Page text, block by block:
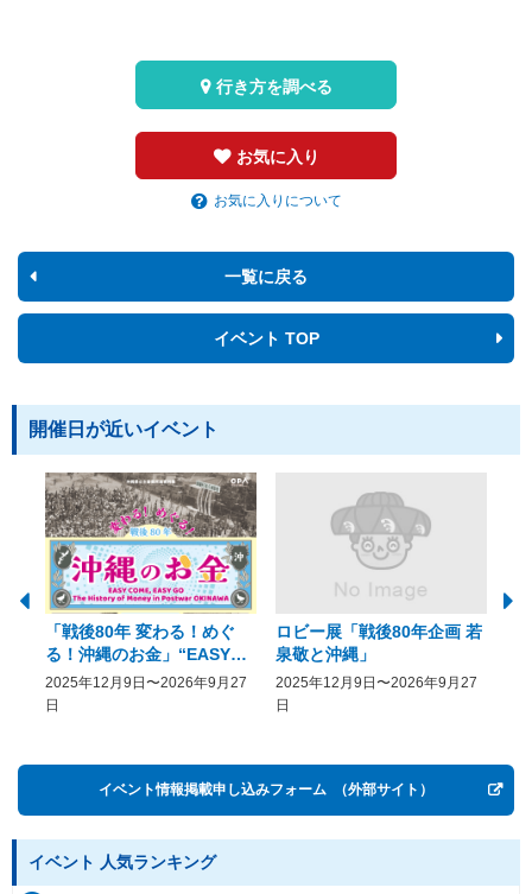
お気に入り
お気に入りについて
行き方を調べる
一覧に戻る
イベント TOP
開催日が近いイベント
「戦後80年 変わる！めぐ
る！沖縄のお金」“EASY
COME, EASY GO － The
History of Money in
2025年12月9日〜2026年9月27
日
ロビー展「戦後80年企画 若
泉敬と沖縄」
2025年12月9日〜2026年9月27
日
イベント情報掲載申し込みフォーム （外部サイト）
イベント 人気ランキング